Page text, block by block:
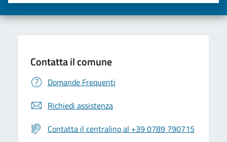
Contatta il comune
Domande Frequenti
Richiedi assistenza
Contatta il centralino al +39 0789 790715